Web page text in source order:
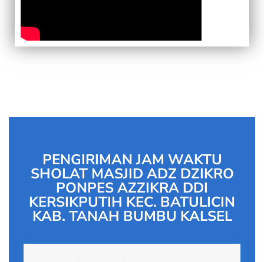
PENGIRIMAN JAM WAKTU
SHOLAT MASJID ADZ DZIKRO
PONPES AZZIKRA DDI
KERSIKPUTIH KEC. BATULICIN
KAB. TANAH BUMBU KALSEL